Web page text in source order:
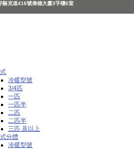
駱克道416號偉德大廈3字樓6室
冷暖型號
3/4匹
一匹
一匹半
二匹
二匹半
三匹 及以上
分體
冷暖型號